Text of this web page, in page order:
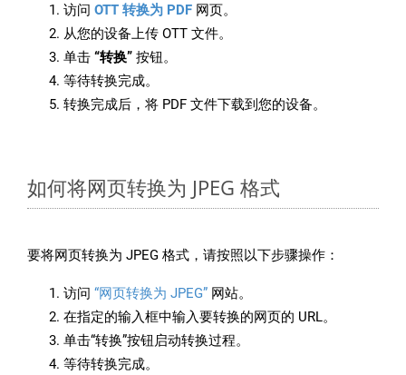
访问 OTT 转换为 PDF 网页。
从您的设备上传 OTT 文件。
单击 “转换” 按钮。
等待转换完成。
转换完成后，将 PDF 文件下载到您的设备。
如何将网页转换为 JPEG 格式
要将网页转换为 JPEG 格式，请按照以下步骤操作：
访问 “网页转换为 JPEG” 网站。
在指定的输入框中输入要转换的网页的 URL。
单击“转换”按钮启动转换过程。
等待转换完成。